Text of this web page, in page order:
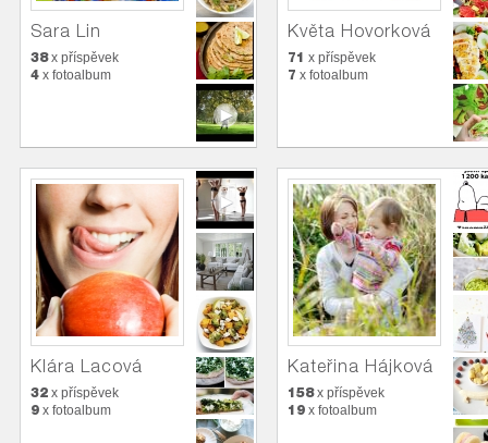
Sara Lin
38x příspěvek
4 x fotoalbum
Květa Hovorková
71 x příspěvek
7 x fotoalbum
Klára Lacová
32 x příspěvek
9 x fotoalbum
Kateřina Hájková
158x příspěvek
19 x fotoalbum